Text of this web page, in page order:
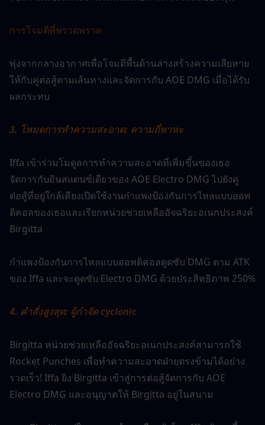
การโจมตีที่พรวดพราด
พุ่งจากกลางอากาศเพื่อโจมตีพื้นด้านล่างสร้างความเสียหาย
ให้กับคู่ต่อสู้ตามเส้นทางและจัดการกับ AOE DMG เมื่อได้รับ
ผลกระทบ
3. โหมดการทำความสะอาด: ความถี่พาหะ
Iffa เข้าร่วมโมดูลการทำความสะอาดที่เพิ่มขึ้นของเธอ
จัดการกับอินสแตนซ์เดียวของ AOE Electro DMG ไปยังคู่
ต่อสู้ที่อยู่ใกล้เคียงเปิดใช้งานกำแพงป้องกันการไหลแบบออพ
ติคอลของเธอและเรียกหน่วยช่วยเหลืออัจฉริยะอเนกประสงค์
Birgitta
กำแพงป้องกันการไหลแบบออพติคอลดูดซับ DMG ตาม ATK
ของ Iffa และจะดูดซับ Electro DMG ด้วยประสิทธิภาพ 250%
4. คำสั่งสูงสุด: ผู้กำจัด cyclonic
Birgitta หน่วยช่วยเหลืออัจฉริยะอเนกประสงค์สามารถใช้
Rocket Punches เพื่อทำความสะอาดฝ่ายตรงข้ามได้อย่าง
รวดเร็ว! Iffa ยิง Birgitta เข้าสู่การต่อสู้จัดการกับ AOE
Electro DMG และอนุญาตให้ Birgitta อยู่ในสนาม